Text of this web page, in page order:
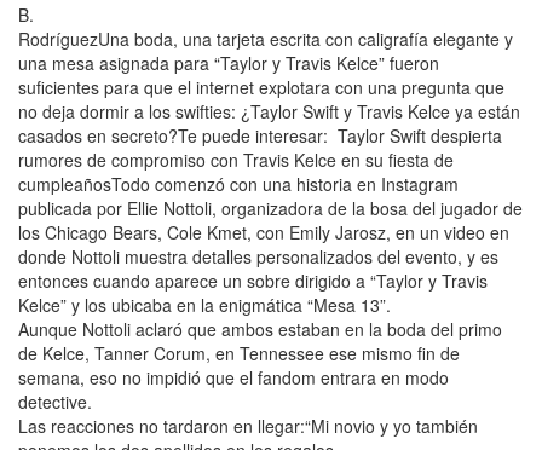
B.
RodríguezUna boda, una tarjeta escrita con caligrafía elegante y
una mesa asignada para “Taylor y Travis Kelce” fueron
suficientes para que el internet explotara con una pregunta que
no deja dormir a los swifties: ¿Taylor Swift y Travis Kelce ya están
casados en secreto?Te puede interesar: Taylor Swift despierta
rumores de compromiso con Travis Kelce en su fiesta de
cumpleañosTodo comenzó con una historia en Instagram
publicada por Ellie Nottoli, organizadora de la bosa del jugador de
los Chicago Bears, Cole Kmet, con Emily Jarosz, en un video en
donde Nottoli muestra detalles personalizados del evento, y es
entonces cuando aparece un sobre dirigido a “Taylor y Travis
Kelce” y los ubicaba en la enigmática “Mesa 13”.
Aunque Nottoli aclaró que ambos estaban en la boda del primo
de Kelce, Tanner Corum, en Tennessee ese mismo fin de
semana, eso no impidió que el fandom entrara en modo
detective.
Las reacciones no tardaron en llegar:“Mi novio y yo también